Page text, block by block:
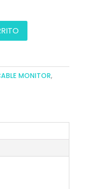
MONITOR,